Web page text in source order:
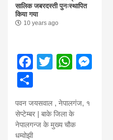
सालिक जबरदस्ती पुनःस्थापित
किया गया
10 years ago
Facebook
Twitter
Share
पवन जयसवाल , नेपालगंज, १
सेप्टेम्बर | बाके जिला के
नेपालगन्ज के मुख्य चौक
धम्वोझी